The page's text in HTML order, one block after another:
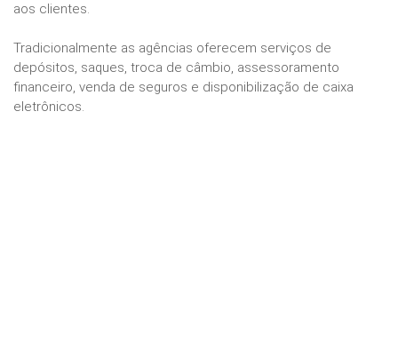
aos clientes.
Tradicionalmente as agências oferecem serviços de
depósitos, saques, troca de câmbio, assessoramento
financeiro, venda de seguros e disponibilização de caixa
eletrônicos.